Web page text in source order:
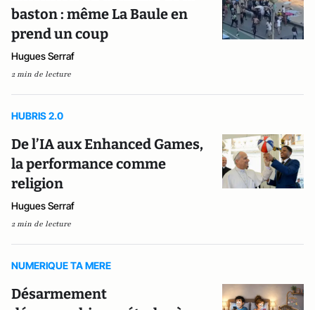
baston : même La Baule en
prend un coup
Hugues Serraf
2 min de lecture
HUBRIS 2.0
De l’IA aux Enhanced Games,
la performance comme
religion
Hugues Serraf
2 min de lecture
NUMERIQUE TA MERE
Désarmement